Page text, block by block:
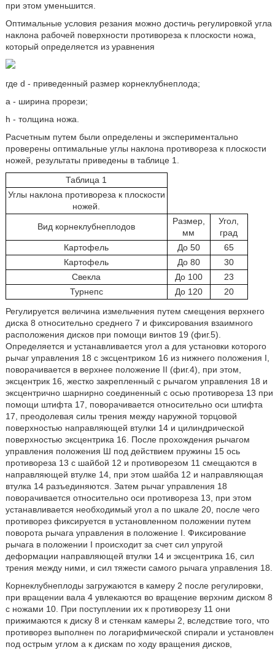
при этом уменьшится.
Оптимальные условия резания можно достичь регулировкой угла
наклона рабочей поверхности противореза к плоскости ножа,
который определяется из уравнения
где d - приведенный размер корнеклубнеплода;
а - ширина прорези;
h - толщина ножа.
Расчетным путем были определены и экспериментально
проверены оптимальные углы наклона противореза к плоскости
ножей, результаты приведены в таблице 1.
Таблица 1
Углы наклона противореза к плоскости
ножей.
Вид корнеклубнеплодов
Размер,
мм
Угол,
град
Картофель
До 50
65
Картофель
До 80
30
Свекла
До 100
23
Турнепс
До 120
20
Регулируется величина измельчения путем смещения верхнего
диска 8 относительно среднего 7 и фиксирования взаимного
расположения дисков при помощи винтов 19 (фиг.5).
Определяется и устанавливается угол а для установки которого
рычаг управления 18 с эксцентриком 16 из нижнего положения I,
поворачивается в верхнее положение II (фиг.4), при этом,
эксцентрик 16, жестко закрепленный с рычагом управления 18 и
эксцентрично шарнирно соединенный с осью противореза 13 при
помощи штифта 17, поворачивается относительно оси штифта
17, преодолевая силы трения между наружной торцовой
поверхностью направляющей втулки 14 и цилиндрической
поверхностью эксцентрика 16. После прохождения рычагом
управления положения Ш под действием пружины 15 ось
противореза 13 с шайбой 12 и противорезом 11 смещаются в
направляющей втулке 14, при этом шайба 12 и направляющая
втулка 14 разъединяются. Затем рычаг управления 18
поворачивается относительно оси противореза 13, при этом
устанавливается необходимый угол а по шкале 20, после чего
противорез фиксируется в установленном положении путем
поворота рычага управления в положение I. Фиксирование
рычага в положении I происходит за счет сил упругой
деформации направляющей втулки 14 и эксцентрика 16, сил
трения между ними, и сил тяжести самого рычага управления 18.
Корнеклубнеплоды загружаются в камеру 2 после регулировки,
при вращении вала 4 увлекаются во вращение верхним диском 8
с ножами 10. При поступлении их к противорезу 11 они
прижимаются к диску 8 и стенкам камеры 2, вследствие того, что
противорез выполнен по логарифмической спирали и установлен
под острым углом а к дискам по ходу вращения дисков,